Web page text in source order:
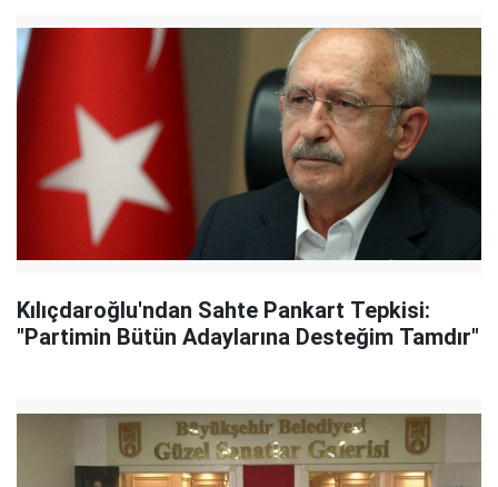
Kılıçdaroğlu'ndan Sahte Pankart Tepkisi:
"Partimin Bütün Adaylarına Desteğim Tamdır"